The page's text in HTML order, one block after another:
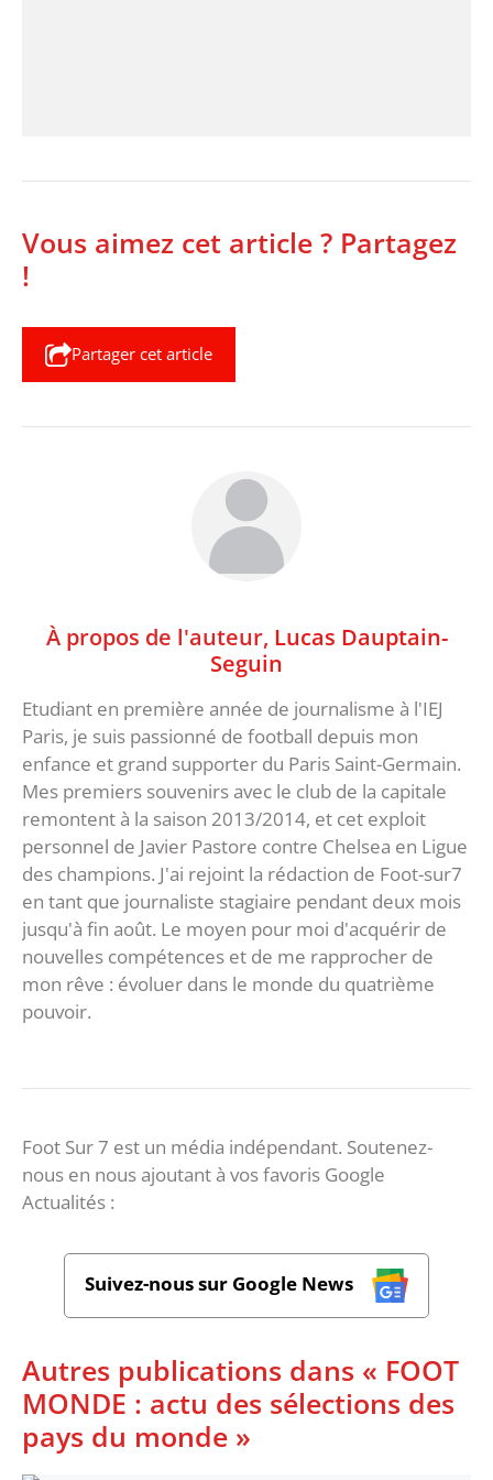
Vous aimez cet article ? Partagez
!
Partager cet article
À propos de l'auteur, Lucas Dauptain-
Seguin
Etudiant en première année de journalisme à l'IEJ
Paris, je suis passionné de football depuis mon
enfance et grand supporter du Paris Saint-Germain.
Mes premiers souvenirs avec le club de la capitale
remontent à la saison 2013/2014, et cet exploit
personnel de Javier Pastore contre Chelsea en Ligue
des champions. J'ai rejoint la rédaction de Foot-sur7
en tant que journaliste stagiaire pendant deux mois
jusqu'à fin août. Le moyen pour moi d'acquérir de
nouvelles compétences et de me rapprocher de
mon rêve : évoluer dans le monde du quatrième
pouvoir.
Foot Sur 7 est un média indépendant. Soutenez-
nous en nous ajoutant à vos favoris Google
Actualités :
Suivez-nous sur Google News
Autres publications dans « FOOT
MONDE : actu des sélections des
pays du monde »